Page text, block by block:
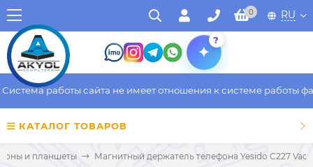
0 RU
?
работы сайта не имеет отношения к системе работы
КАТАЛОГ ТОВАРОВ
и планшеты Магнитный держатель телефона Yesido C227